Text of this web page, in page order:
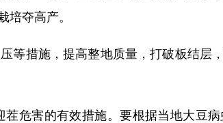
夺高产。
等措施，提高整地质量，打破板结
危害的有效措施。要根据当地大豆